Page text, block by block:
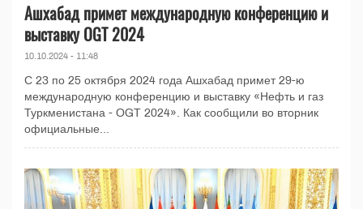
Ашхабад примет международную конференцию и
выставку OGT 2024
10.10.2024 - 11:48
С 23 по 25 октября 2024 года Ашхабад примет 29-ю
международную конференцию и выставку «Нефть и газ
Туркменистана - OGT 2024». Как сообщили во вторник
официальные...